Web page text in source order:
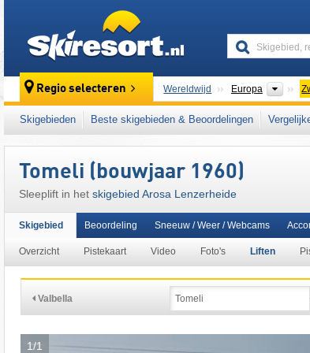
Regio selecteren Wereldwijd Europa
Wereldwijd Europa
Skigebieden Beste skigebieden & Beoordelingen
Tomeli (bouwjaar 1960)
Sleeplift in het skigebied Arosa Lenzerheide
Skigebied
Overzicht Pistekaart Video Foto's Liften
Beoordeling Sneeuw / Weer / Webcams
Valbella
1/1